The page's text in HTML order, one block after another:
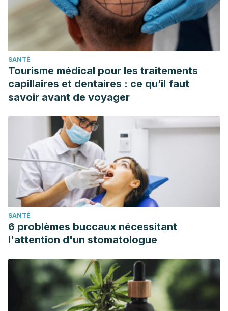
sequence=1&isAllowed=y.
Valiani M, HadiAlijanvand S. The Effect of Fetus
Stimulation Techniques on Newborn Behavior. Iran J Nurs
Midwifery Res. 2021 Oct 22;26(6):550-554. doi:
10.4103/ijnmr.IJNMR_142_20. PMID: 34900656; PMCID:
PMC8607900.
Partanen E, Kujala T, Tervaniemi M, Huotilainen M
Prenatal music exposure induces long-term neural effects.
PLoS One. 2013 Oct 30;8(10):e78946. doi:
10.1371/journal.pone.0078946. PMID: 24205353; PMCID:
PMC3813619.
SANTÉ
Tourisme médical pour les traitements
capillaires et dentaires : ce qu’il faut
savoir avant de voyager
SANTÉ
6 problèmes buccaux nécessitant
l'attention d'un stomatologue